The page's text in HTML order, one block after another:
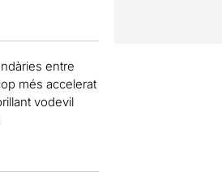
entre
més accelerat
vodevil